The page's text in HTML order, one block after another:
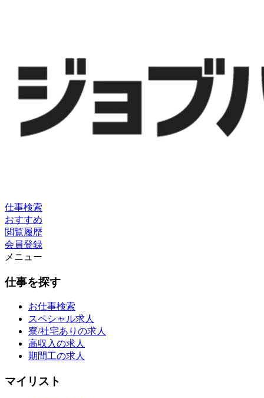
仕事検索
おすすめ
閲覧履歴
会員登録
メニュー
仕事を探す
お仕事検索
スペシャル求人
寮/社宅ありの求人
高収入の求人
期間工の求人
マイリスト